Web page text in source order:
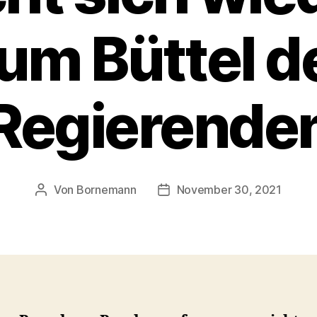
Büttel
Beitragsautor
Von Bornemann Veröffentlichungsdatum
November 30, 2021